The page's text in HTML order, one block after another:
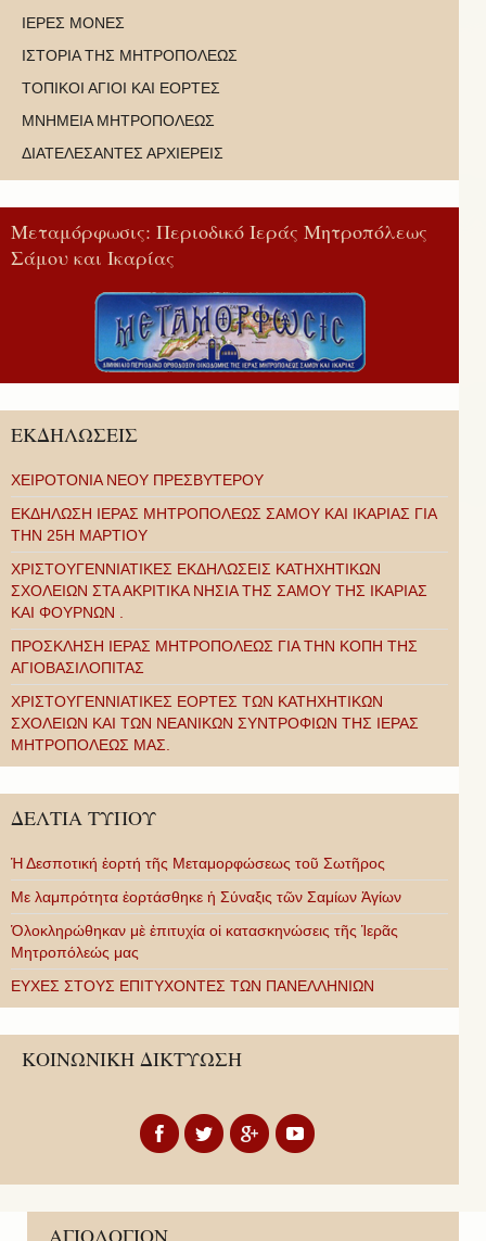
ΙΕΡΕΣ ΜΟΝΕΣ
ΙΣΤΟΡΙΑ ΤΗΣ ΜΗΤΡΟΠΟΛΕΩΣ
ΤΟΠΙΚΟΙ ΑΓΙΟΙ ΚΑΙ ΕΟΡΤΕΣ
ΜΝΗΜΕΙΑ ΜΗΤΡΟΠΟΛΕΩΣ
ΔΙΑΤΕΛΕΣΑΝΤΕΣ ΑΡΧΙΕΡΕΙΣ
Μεταμόρφωσις: Περιοδικό Ιεράς Μητροπόλεως
Σάμου και Ικαρίας
ΕΚΔΗΛΩΣΕΙΣ
ΧΕΙΡΟΤΟΝΙΑ ΝΕΟΥ ΠΡΕΣΒΥΤΕΡΟΥ
ΕΚΔΗΛΩΣΗ ΙΕΡΑΣ ΜΗΤΡΟΠΟΛΕΩΣ ΣΑΜΟΥ ΚΑΙ ΙΚΑΡΙΑΣ ΓΙΑ
ΤΗΝ 25Η ΜΑΡΤΙΟΥ
ΧΡΙΣΤΟΥΓΕΝΝΙΑΤΙΚΕΣ ΕΚΔΗΛΩΣΕΙΣ ΚΑΤΗΧΗΤΙΚΩΝ
ΣΧΟΛΕΙΩΝ ΣΤΑ ΑΚΡΙΤΙΚΑ ΝΗΣΙΑ ΤΗΣ ΣΑΜΟΥ ΤΗΣ ΙΚΑΡΙΑΣ
ΚΑΙ ΦΟΥΡΝΩΝ .
ΠΡΟΣΚΛΗΣΗ ΙΕΡΑΣ ΜΗΤΡΟΠΟΛΕΩΣ ΓΙΑ ΤΗΝ ΚΟΠΗ ΤΗΣ
ΑΓΙΟΒΑΣΙΛΟΠΙΤΑΣ
ΧΡΙΣΤΟΥΓΕΝΝΙΑΤΙΚΕΣ ΕΟΡΤΕΣ ΤΩΝ ΚΑΤΗΧΗΤΙΚΩΝ
ΣΧΟΛΕΙΩΝ ΚΑΙ ΤΩΝ ΝΕΑΝΙΚΩΝ ΣΥΝΤΡΟΦΙΩΝ ΤΗΣ ΙΕΡΑΣ
ΜΗΤΡΟΠΟΛΕΩΣ ΜΑΣ.
ΔΕΛΤΙΑ ΤΥΠΟΥ
Ἡ Δεσποτική ἑορτή τῆς Μεταμορφώσεως τοῦ Σωτῆρος
Με λαμπρότητα ἑορτάσθηκε ἡ Σύναξις τῶν Σαμίων Ἁγίων
Ὁλοκληρώθηκαν μὲ ἐπιτυχία οἱ κατασκηνώσεις τῆς Ἱερᾶς
Μητροπόλεώς μας
ΕΥΧΕΣ ΣΤΟΥΣ ΕΠΙΤΥΧΟΝΤΕΣ ΤΩΝ ΠΑΝΕΛΛΗΝΙΩΝ
ΚΟΙΝΩΝΙΚΗ ΔΙΚΤΥΩΣΗ
ΑΓΙΟΛΟΓΙΟΝ